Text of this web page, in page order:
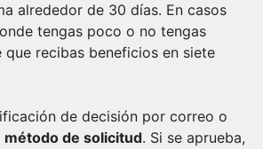
alrededor de 30 días. En casos
tengas poco o no tengas
que recibas beneficios en siete
de decisión por correo o
método de solicitud. Si se aprueba,